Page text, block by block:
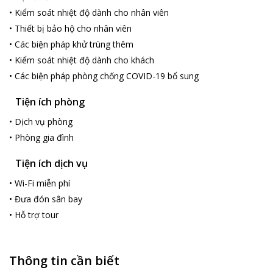
với các du khách châu Á, châu Âu và cả thực đơn chay cho
người theo đạo Hồi.
Những địa điểm du lịch hút khách gần khách sạn:
Nằm ở vị trí trung tâm, không khó để du khách có thể tiếp cận
mọi địa điểm tham quan lí thú của thành phố. Amena
Residences and Suites cách trung tâm thương mại Vincom và
quan Nhà thờ Đức Bà, Dinh thống nhất và Bảo tàng chỉ với vài
bước chân từ Amena Residences and Suites. Đến với khách sạn,
du khách sẽ được trải nghiệm không chỉ là sự sang trọng, đẳng
cấp mà còn là sự tiện nghi mà Amena Residences and Suites
mang đến cho mỗi vị khách khi lưu trú tại đây.
• Kiểm soát nhiệt độ dành cho nhân viên
• Thiết bị bảo hộ cho nhân viên
• Các biện pháp khử trùng thêm
• Kiểm soát nhiệt độ dành cho khách
• Các biện pháp phòng chống COVID-19 bổ sung
Tiện ích phòng
• Dịch vụ phòng
• Phòng gia đình
Tiện ích dịch vụ
• Wi-Fi miễn phí
• Đưa đón sân bay
• Hỗ trợ tour
Thông tin cần biết